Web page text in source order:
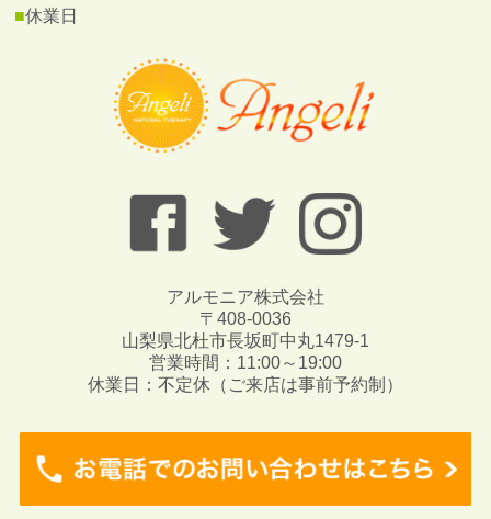
■休業日
アルモニア株式会社
〒408-0036
山梨県北杜市長坂町中丸1479-1
営業時間：11:00～19:00
休業日：不定休（ご来店は事前予約制）